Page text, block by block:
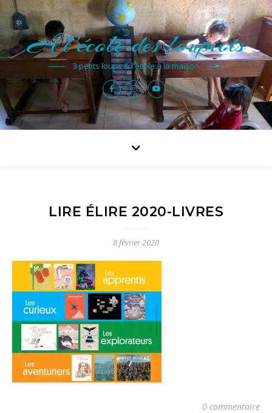
A l'école des loupiots
3 petits loups & l'école à la maison
LIRE ÉLIRE 2020-LIVRES
8 février 2020
0 commentaire